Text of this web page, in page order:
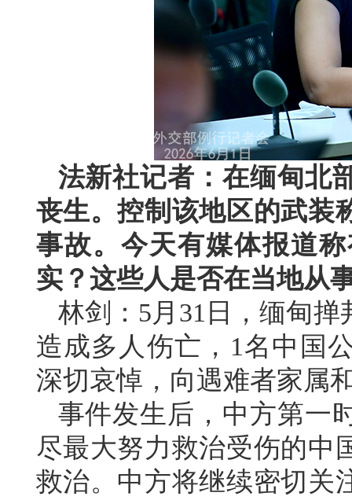
法新社记者：在缅甸北
丧生。控制该地区的武装
事故。今天有媒体报道
实？这些人是否在当地从
林剑：5月31日，缅甸
造成多人伤亡，1名中国
深切哀悼，向遇难者家属
事件发生后，中方第一
尽最大努力救治受伤的中
救治。中方将继续密切关